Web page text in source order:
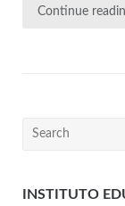
Continue
INSTITUTO